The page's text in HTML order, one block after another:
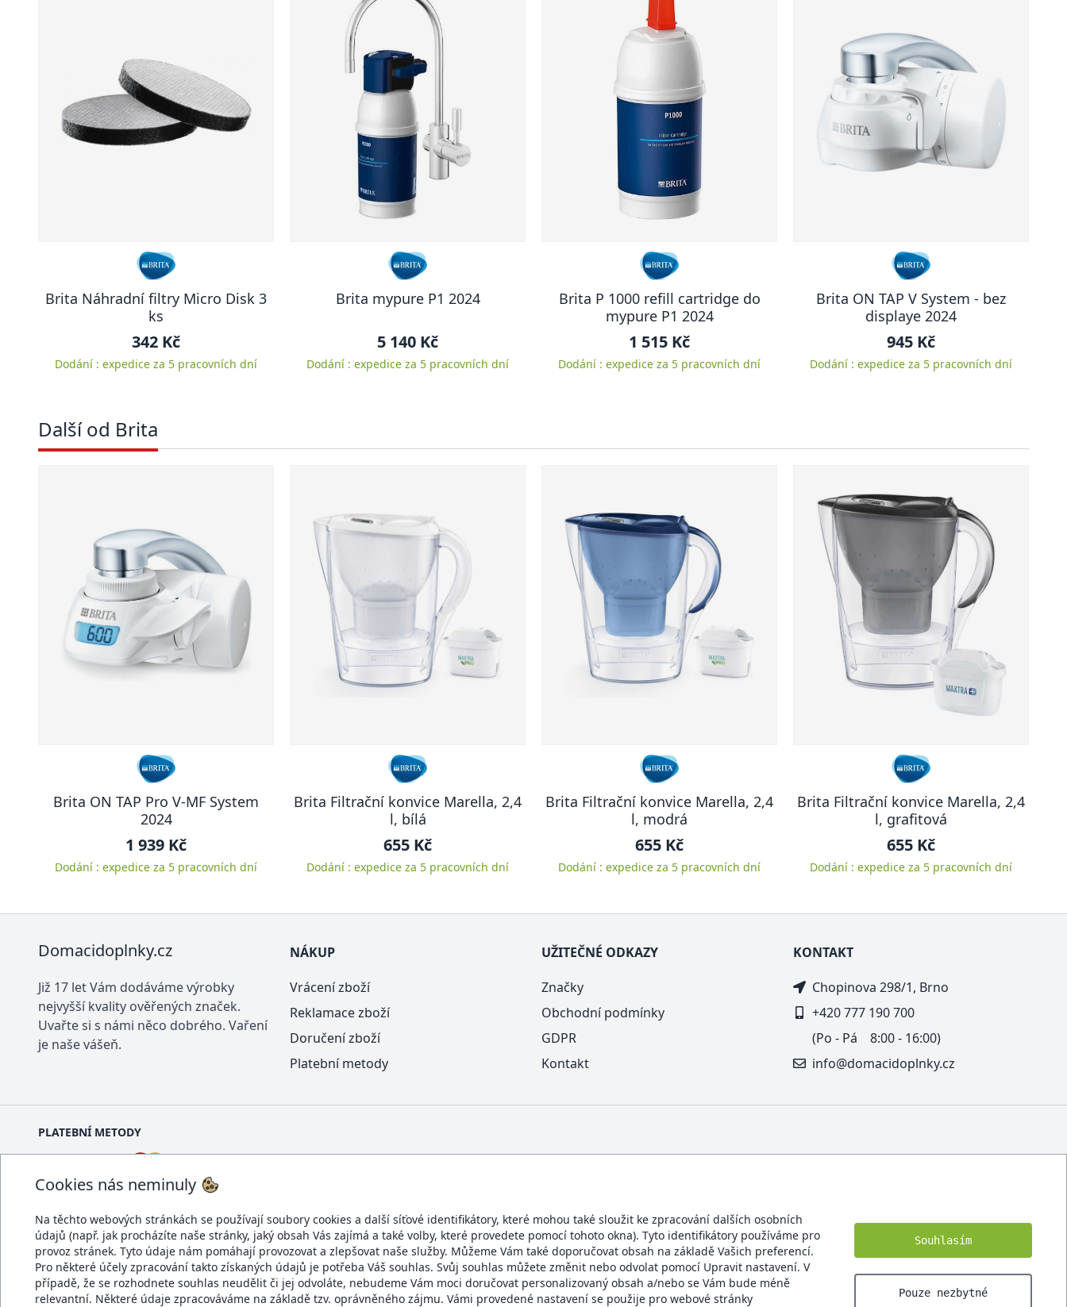
Brita Náhradní filtry Micro Disk 3
ks
342 Kč
Dodání : expedice za 5 pracovních dní
Brita mypure P1 2024
5 140 Kč
Dodání : expedice za 5 pracovních dní
Brita P 1000 refill cartridge do
mypure P1 2024
1 515 Kč
Dodání : expedice za 5 pracovních dní
Brita ON TAP V System - bez
displaye 2024
945 Kč
Dodání : expedice za 5 pracovních dní
Další od Brita
Brita ON TAP Pro V-MF System
2024
1 939 Kč
Dodání : expedice za 5 pracovních dní
Brita Filtrační konvice Marella, 2,4
l, bílá
655 Kč
Dodání : expedice za 5 pracovních dní
Brita Filtrační konvice Marella, 2,4
l, modrá
655 Kč
Dodání : expedice za 5 pracovních dní
Brita Filtrační konvice Marella, 2,4
l, grafitová
655 Kč
Dodání : expedice za 5 pracovních dní
Cookies nás neminuly
Na těchto webových stránkách se používají soubory cookies a další síťové identifikátory, které mohou také sloužit ke zpracování dalších osobních
údajů (např. jak procházíte naše stránky, jaký obsah Vás zajímá a také volby, které provedete pomocí tohoto okna). Tyto identifikátory používáme pro
provoz stránek. Tyto údaje nám pomáhají provozovat a zlepšovat naše služby. Můžeme Vám také doporučovat obsah na základě Vašich preferencí.
Pro některé účely zpracování takto získaných údajů je potřeba Váš souhlas. Svůj souhlas můžete změnit nebo odvolat pomocí Upravit nastavení. V
případě, že se rozhodnete souhlas neudělit či jej odvoláte, nebudeme Vám moci doručovat personalizovaný obsah a/nebo se Vám bude méně
relevantní. Některé údaje zpracováváme na základě tzv. oprávněného zájmu. Vámi provedené nastavení se použije pro webové stránky
Souhlasím
Pouze nezbytné
Domacidoplnky.cz
Již 17 let Vám dodáváme výrobky
nejvyšší kvality ověřených značek.
Uvařte si s námi něco dobrého. Vaření
je naše vášeň.
NÁKUP
Vrácení zboží
Reklamace zboží
Doručení zboží
Platební metody
UŽITEČNÉ ODKAZY
Značky
Obchodní podmínky
GDPR
Kontakt
KONTAKT
Chopinova 298/1, Brno
+420 777 190 700
(Po - Pá 8:00 - 16:00)
info@domacidoplnky.cz
PLATEBNÍ METODY
DOPRAVCI BEZPEČNÝ OBCHOD